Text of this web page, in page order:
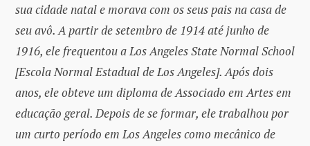
sua cidade natal e morava com os seus pais na casa de
seu avô. A partir de setembro de 1914 até junho de
1916, ele frequentou a Los Angeles State Normal School
[Escola Normal Estadual de Los Angeles]. Após dois
anos, ele obteve um diploma de Associado em Artes em
educação geral. Depois de se formar, ele trabalhou por
um curto período em Los Angeles como mecânico de